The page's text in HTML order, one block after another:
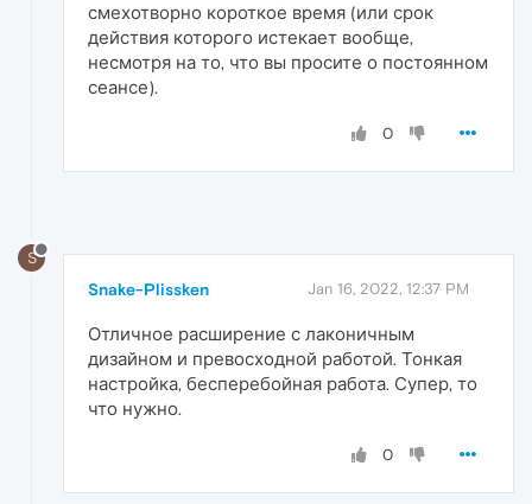
смехотворно короткое время (или срок
действия которого истекает вообще,
несмотря на то, что вы просите о постоянном
сеансе).
0
S
Snake-Plissken Jan 16, 2022, 12:37 PM
Отличное расширение с лаконичным
дизайном и превосходной работой. Тонкая
настройка, бесперебойная работа. Супер, то
что нужно.
0